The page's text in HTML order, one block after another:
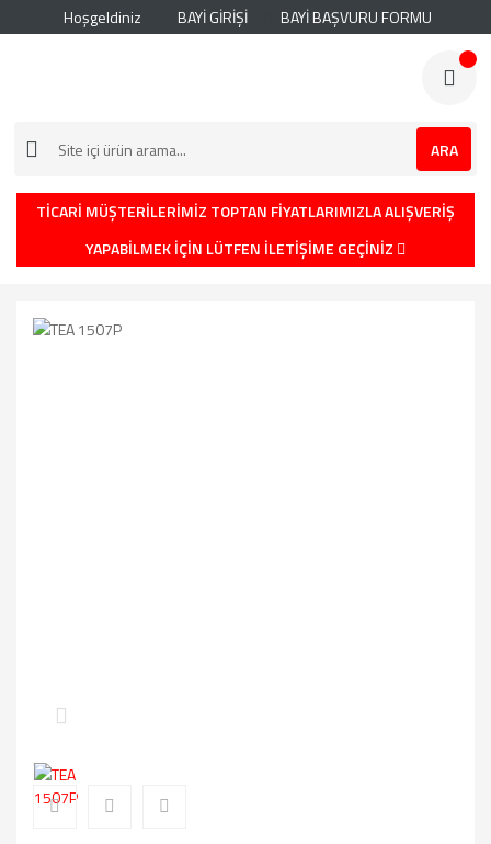
Hoşgeldiniz BAYİ GİRİŞİ BAYİ BAŞVURU FORMU
ARA
TİCARİ MÜŞTERİLERİMİZ TOPTAN FİYATLARIMIZLA ALIŞVERİŞ
YAPABİLMEK İÇİN LÜTFEN İLETİŞİME GEÇİNİZ